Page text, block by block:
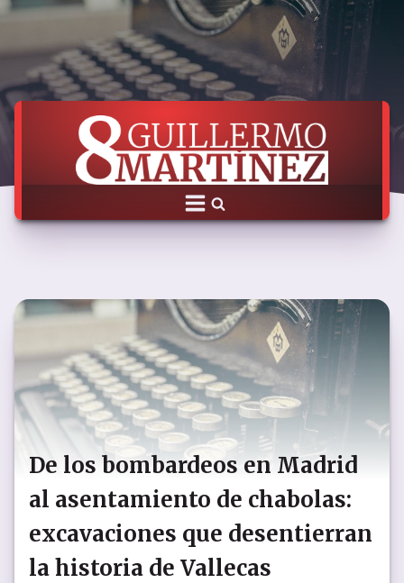
De los bombardeos en Madrid
al asentamiento de chabolas:
excavaciones que desentierran
la historia de Vallecas